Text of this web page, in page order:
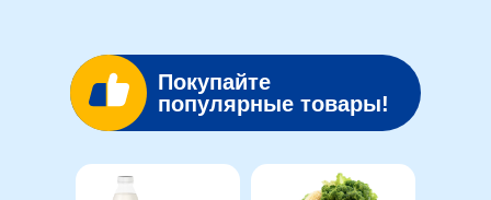
Покупайте
популярные товары!